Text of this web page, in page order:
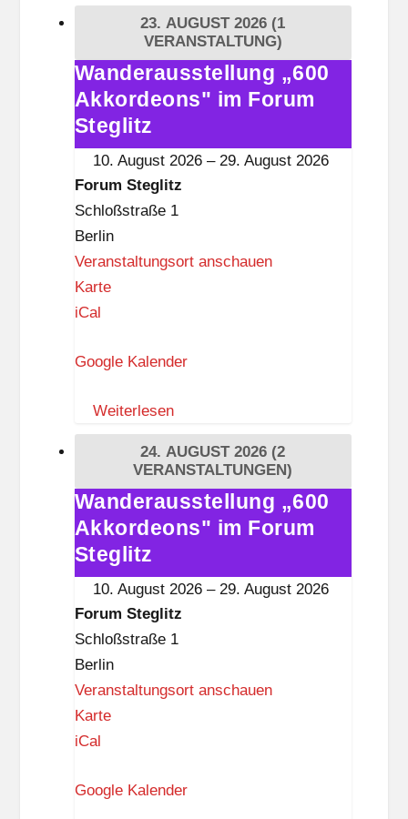
i
i
t
k
n
a
p
p
23. AUGUST 2026 (1
VERANSTALTUNG)
Wanderausstellung
„600
Akkordeons"
im
Wanderausstellung „600
Akkordeons" im Forum
Steglitz
10. August 2026 – 29. August 2026
Forum Steglitz
Schloßstraße 1
Berlin
Veranstaltungsort anschauen
KarteF
u
S
t
g
i
t
z
iCal
Google Kalender
Weiterlesen
24. AUGUST 2026 (2
VERANSTALTUNGEN)
Wanderausstellung
„600
Akkordeons"
im
Wanderausstellung „600
Akkordeons" im Forum
Steglitz
10. August 2026 – 29. August 2026
Forum Steglitz
Schloßstraße 1
Berlin
Veranstaltungsort anschauen
KarteF
u
iCal
Google Kalender